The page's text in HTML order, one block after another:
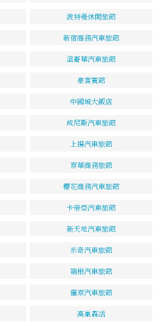
波特曼休閒旅館
新宿商務汽車旅館
溫哥華汽車旅館
豪客賓館
中國城大飯店
成尼斯汽車旅館
上揚汽車旅館
京華商務旅館
櫻花商務汽車旅館
卡帝亞汽車旅館
新天地汽車旅館
米奇汽車旅館
箱根汽車旅館
儷京汽車旅館
高巢森活